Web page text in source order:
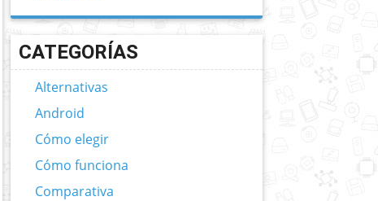
CATEGORÍAS
Alternativas
Android
Cómo elegir
Cómo funciona
Comparativa